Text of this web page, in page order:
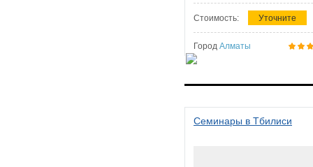
Стоимость: Уточните
Город Алматы
Семинары в Тбилиси